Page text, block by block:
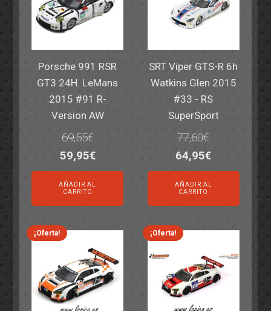
Porsche 991 RSR
GT3 24H. LeMans
2015 #91 R-
Version AW
69,55€
El
precio
original
era:
69,55€.
59,95€El
precio
actual
es:
59,95€.
AÑADIR AL
CARRITO
SRT Viper GTS-R 6h
Watkins Glen 2015
#33 - RS
SuperSport
77,60€
El
precio
original
era:
77,60€.
64,95€El
precio
actual
es:
64,95€.
AÑADIR AL
CARRITO
¡Oferta! ¡Oferta!